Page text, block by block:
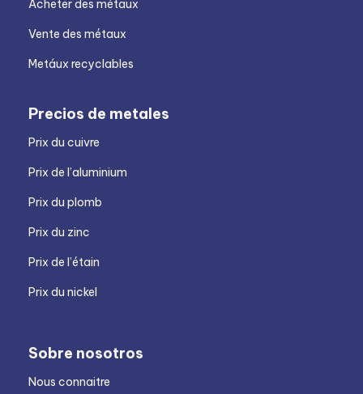
Acheter des métaux
Vente des métaux
Metáux recyclables
Precios de metales
Prix du cuivre
Prix de l’aluminium
Prix du plomb
Prix du zinc
Prix de l’étain
Prix du nickel
Sobre nosotros
Nous connaitre